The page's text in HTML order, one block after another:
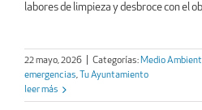
labores de limpieza y desbroce con el
22 mayo, 2026 Categorías: Medio
emergencias,
Tu Ayuntamiento
leer más